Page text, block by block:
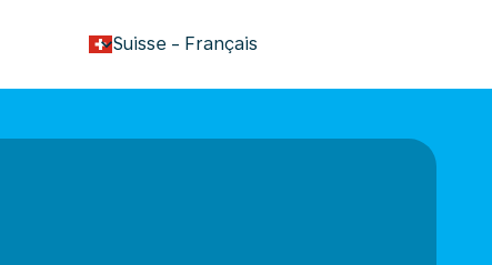
Suisse - Français
keyboard_arrow_down